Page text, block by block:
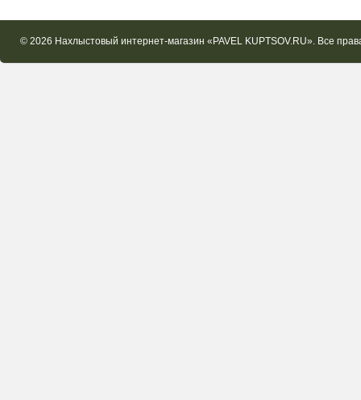
© 2026 Нахлыстовый интернет-магазин «PAVEL KUPTSOV.RU». Все